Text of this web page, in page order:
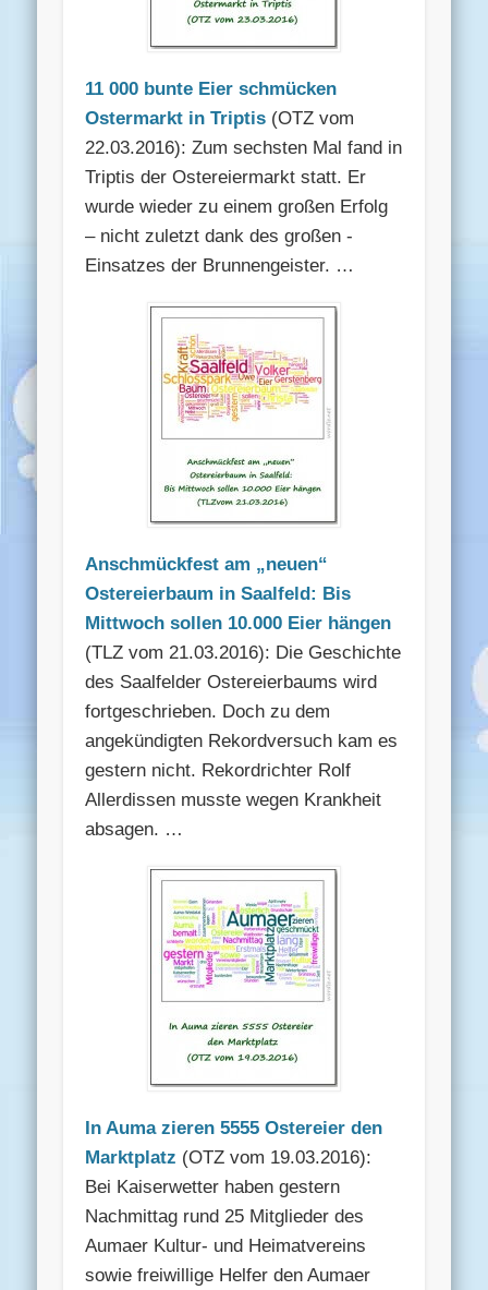
11 000 bunte Eier schmücken
Ostermarkt in Triptis (OTZ vom
22.03.2016): Zum sechsten Mal fand in
­Triptis der Ostereiermarkt statt. Er
wurde wieder zu einem großen Erfolg
– nicht ­zuletzt dank des großen ­
Einsatzes der Brunnengeister. …
Anschmückfest am „neuen“
Ostereierbaum in Saalfeld: Bis
Mittwoch sollen 10.000 Eier hängen
(TLZ vom 21.03.2016): Die Geschichte
des Saalfelder Ostereierbaums wird
fortgeschrieben. Doch zu dem
angekündigten Rekordversuch kam es
gestern nicht. Rekordrichter Rolf
Allerdissen musste wegen Krankheit
absagen. …
In Auma zieren 5555 Ostereier den
Marktplatz (OTZ vom 19.03.2016):
Bei Kaiserwetter haben gestern
Nachmittag rund 25 Mitglieder des
Aumaer Kultur- und Heimatvereins
sowie freiwillige Helfer den Aumaer